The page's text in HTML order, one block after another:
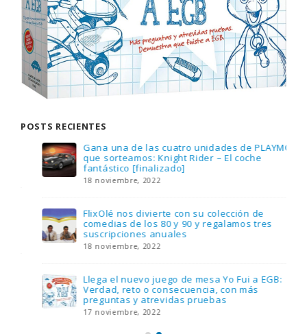
POSTS RECIENTES
Gana una de las cuatro unidades de PLAYMOBIL
que sorteamos: Knight Rider – El coche
fantástico [finalizado]
18 noviembre, 2022
FlixOlé nos divierte con su colección de
comedias de los 80 y 90 y regalamos tres
suscripciones anuales
18 noviembre, 2022
Llega el nuevo juego de mesa Yo Fui a EGB:
Verdad, reto o consecuencia, con más
preguntas y atrevidas pruebas
17 noviembre, 2022